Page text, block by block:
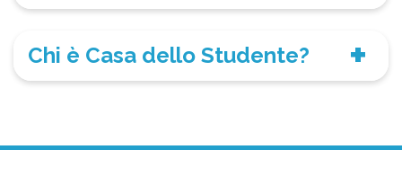
Chi è Casa dello Studente?